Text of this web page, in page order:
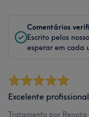
Comentários
Escrito pelos
esperar em cada
Excelente profissional
Tratamento por Renata